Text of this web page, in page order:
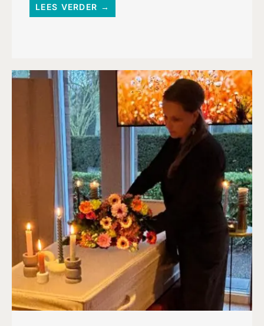
LEES VERDER →